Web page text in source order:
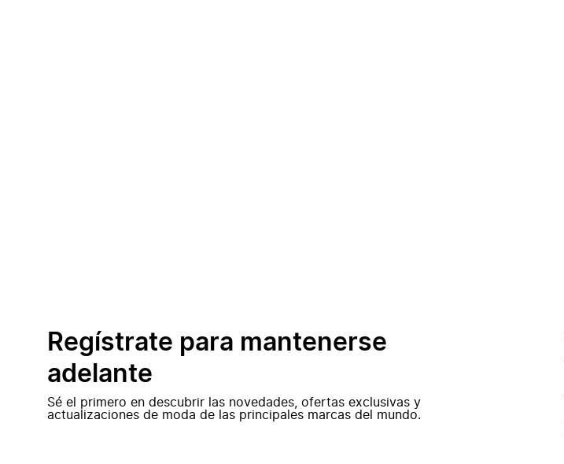
Regístrate para mantenerse
adelante
Sé el primero en descubrir las novedades, ofertas exclusivas y
actualizaciones de moda de las principales marcas del mundo.